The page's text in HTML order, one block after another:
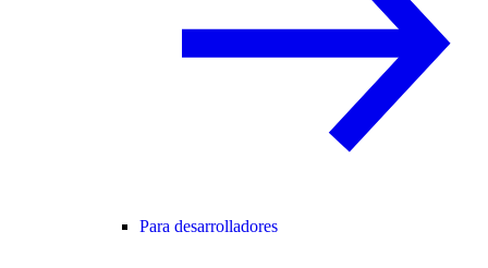
Para desarrolladores